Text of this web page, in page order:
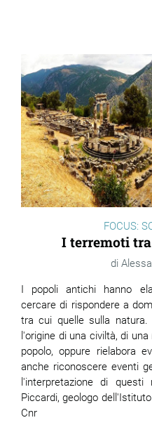
FOCUS:
I terremoti
I popoli antichi hanno
cercare di rispondere a
tra cui quelle sulla
l'origine di una civiltà, di
popolo, oppure rielabora
anche riconoscere eventi
l'interpretazione di
Piccardi, geologo
Cnr